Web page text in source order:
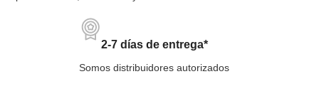
2-7 días de entrega*
Somos distribuidores autorizados